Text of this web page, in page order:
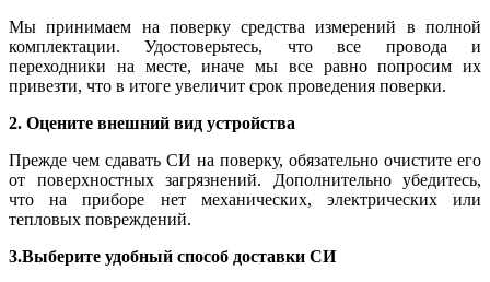
Мы принимаем на поверку средства измерений в полной
комплектации. Удостоверьтесь, что все провода и
переходники на месте, иначе мы все равно попросим их
привезти, что в итоге увеличит срок проведения поверки.
2. Оцените внешний вид устройства
Прежде чем сдавать СИ на поверку, обязательно очистите его
от поверхностных загрязнений. Дополнительно убедитесь,
что на приборе нет механических, электрических или
тепловых повреждений.
3.Выберите удобный способ доставки СИ